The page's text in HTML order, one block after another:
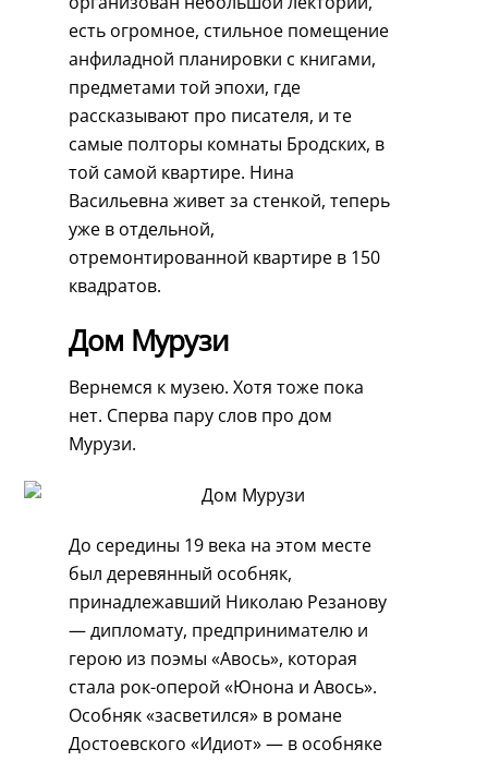
есть огромное, стильное помещение
анфиладной планировки с книгами,
предметами той эпохи, где
рассказывают про писателя, и те
самые полторы комнаты Бродских, в
той самой квартире. Нина
Васильевна живет за стенкой, теперь
уже в отдельной,
отремонтированной квартире в 150
квадратов.
Дом Мурузи
Вернемся к музею. Хотя тоже пока
нет. Сперва пару слов про дом
Мурузи.
До середины 19 века на этом месте
был деревянный особняк,
принадлежавший Николаю Резанову
— дипломату, предпринимателю и
герою из поэмы «Авось», которая
стала рок-оперой «Юнона и Авось».
Особняк «засветился» в романе
Достоевского «Идиот» — в особняке